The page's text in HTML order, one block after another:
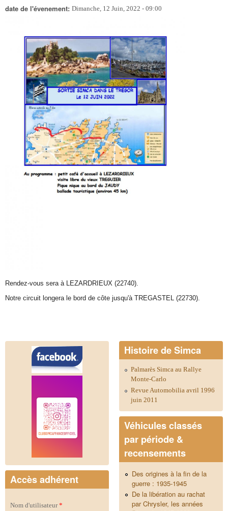
date de l'évenement: Dimanche, 12 Juin, 2022 - 09:00
Rendez-vous sera à LEZARDRIEUX (22740).
Notre circuit longera le bord de côte jusqu'à TREGASTEL (22730).
Accès adhérent
Nom d'utilisateur*
Histoire de Simca
Palmarès Simca au Rallye
Monte-Carlo
Revue Automobilia avril 1996
juin 2011
Véhicules classés
par période &
recensements
Des origines à la fin de la
guerre : 1935-1945
De la libération au rachat
par Chrysler, les années